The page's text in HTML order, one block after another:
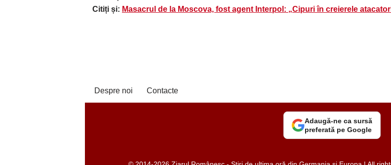
Citiți și: Masacrul de la Moscova, fost agent Interpol: „Cipuri în creierele
Despre noi Contacte
Adaugă-ne ca sursă
preferată pe Google